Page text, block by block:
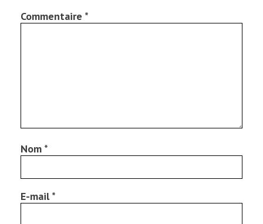
Commentaire *
Nom *
E-mail*